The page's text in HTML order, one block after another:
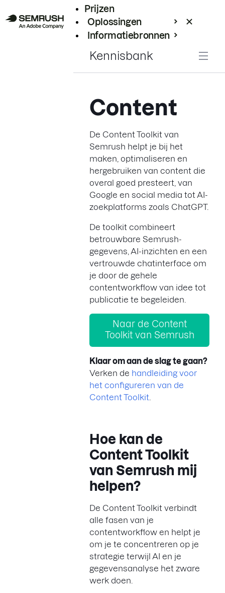
Prijzen
Oplossingen
Informatiebronnen
Kennisbank
Content
De Content Toolkit van
Semrush helpt je bij het
maken, optimaliseren en
hergebruiken van content die
overal goed presteert, van
Google en social media tot AI-
zoekplatforms zoals ChatGPT.
De toolkit combineert
betrouwbare Semrush-
gegevens, AI-inzichten en een
vertrouwde chatinterface om
je door de gehele
contentworkflow van idee tot
publicatie te begeleiden.
Naar de Content
Toolkit van Semrush
Klaar om aan de slag te gaan?
Verken de handleiding voor
het configureren van de
Content Toolkit
Hoe kan de
Content Toolkit
van Semrush mij
helpen?
De Content Toolkit verbindt
alle fasen van je
contentworkflow en helpt je
om je te concentreren op je
strategie terwijl AI en je
gegevensanalyse het zware
werk doen.